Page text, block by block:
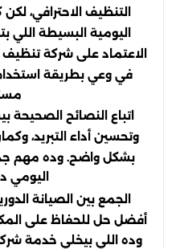
التنظيف الاحترافي،
اليومية البسيطة
الاعتماد على شركة
في وعي بطريقة
اتباع النصائح الصحيحة
وتحسين أداء التبريد،
بشكل واضح. وده مهم
اليومي
الجمع بين الصيانة
أفضل حل للحفاظ على
وده اللي بيخلي خدمة